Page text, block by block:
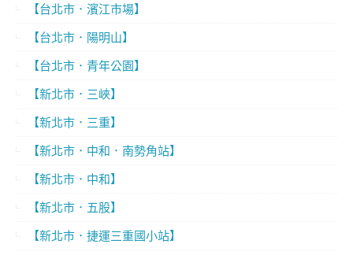
【台北市．濱江市場】
【台北市．陽明山】
【台北市．青年公園】
【新北市．三峽】
【新北市．三重】
【新北市．中和．南勢角站】
【新北市．中和】
【新北市．五股】
【新北市．捷運三重國小站】